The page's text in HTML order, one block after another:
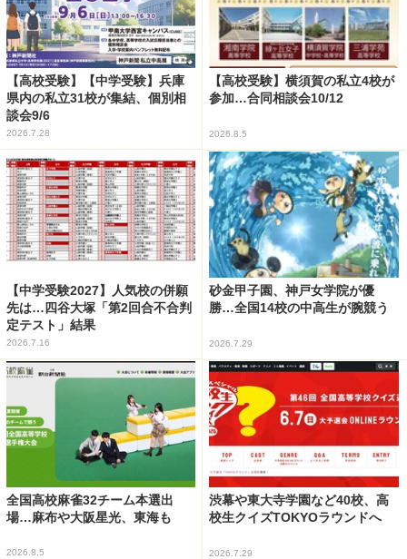
【高校受験】【中学受験】兵庫
県内の私立31校が集結、個別相
談会9/6
2026.7.28
【高校受験】横須賀の私立4校が
参加…合同相談会10/12
2026.8.5
【中学受験2027】人気校の併願
先は…四谷大塚「第2回合不合判
定テスト」結果
2026.7.16
砂金甲子園、神戸女学院が優
勝…全国14校の中高生が腕競う
2026.7.29
全国高校麻雀32チーム本選出
場…麻布や大阪星光、東海も
2026.8.5
渋幕や東大寺学園など40校、高
校生クイズTOKYOラウンドへ
2026.7.29